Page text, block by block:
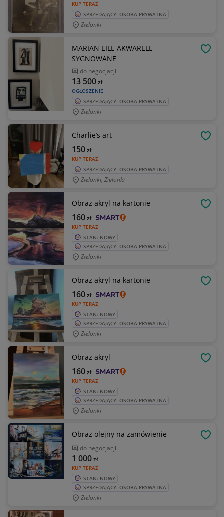
KUP TERAZ
SPRZEDAJĄCY: OSOBA PRYWATNA
Zielonki
MARIAN EILE AKWARELE
SYGNOWANE
do negocjacji
OGŁOSZENIE
13 500zł
SPRZEDAJĄCY: OSOBA PRYWATNA
Zielonki
Charlie’s art
KUP TERAZ
150zł
SPRZEDAJĄCY: OSOBA PRYWATNA
Zielonki, Zielonki
Obraz akryl na kartonie
KUP TERAZ
160zł
STAN: NOWY
SPRZEDAJĄCY: OSOBA PRYWATNA
Zielonki
Obraz akryl na kartonie
KUP TERAZ
160zł
STAN: NOWY
SPRZEDAJĄCY: OSOBA PRYWATNA
Zielonki
Obraz akryl
KUP TERAZ
160zł
STAN: NOWY
SPRZEDAJĄCY: OSOBA PRYWATNA
Zielonki
Obraz olejny na zamówienie
do negocjacji
KUP TERAZ
1 000zł
STAN: NOWY
SPRZEDAJĄCY: OSOBA PRYWATNA
Zielonki